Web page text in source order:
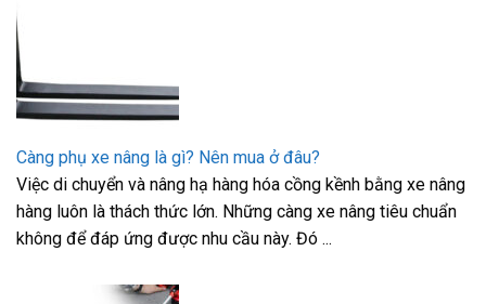
Càng phụ xe nâng là gì? Nên mua ở đâu?
Việc di chuyển và nâng hạ hàng hóa cồng kềnh bằng xe nâng
hàng luôn là thách thức lớn. Những càng xe nâng tiêu chuẩn
không để đáp ứng được nhu cầu này. Đó ...